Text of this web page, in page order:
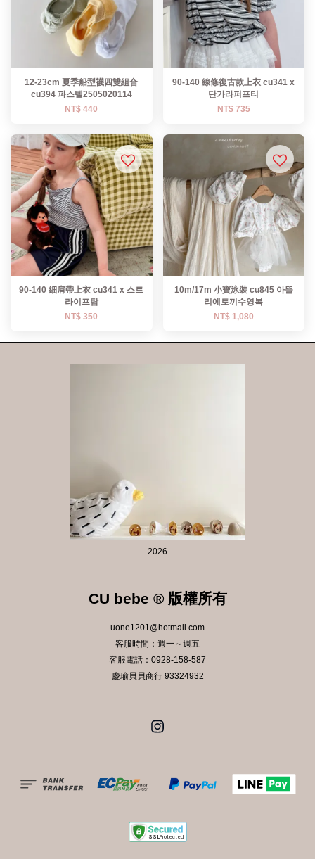
12-23cm 夏季船型襪四雙組合
cu394 파스텔2505020114
NT$ 440
90-140 線條復古款上衣 cu341 x
단가라퍼프티
NT$ 735
90-140 細肩帶上衣 cu341 x 스트
라이프탑
NT$ 350
10m/17m 小寶泳裝 cu845 아뜰
리에토끼수영복
NT$ 1,080
2026
CU bebe ® 版權所有
uone1201@hotmail.com
客服時間：週一～週五
客服電話：0928-158-587
慶瑜貝貝商行 93324932